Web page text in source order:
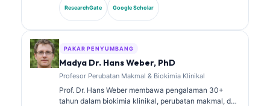
diagnostik. Beliau memiliki pensijilan kepakaran
dalam kimia klinikal dan telah menerbitkan secara
ResearchGate Google Scholar
PAKAR PENYUMBANG
Madya Dr. Hans Weber, PhD
Profesor Perubatan Makmal & Biokimia Klinikal
Prof. Dr. Hans Weber membawa pengalaman 30+
tahun dalam biokimia klinikal, perubatan makmal, dan